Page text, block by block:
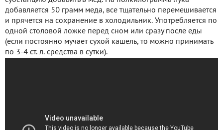
добавляется 50 грамм меда, все тщательно перемешивается
и прячется на сохранение в холодильник. Употребляется по
одной столовой ложке перед сном или сразу после еды
(если постоянно мучает сухой кашель, то можно принимать
по 3-4 ст. л. средства в сутки).